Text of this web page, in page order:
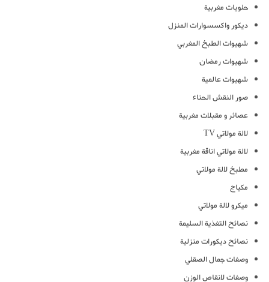
حلويات مغربية
ديكور واكسسوارات المنزل
شهيوات الطبخ المغربي
شهيوات رمضان
شهيوات عالمية
صور النقش الحناء
عصائر و مقبلات مغربية
لالة مولاتي TV
لالة مولاتي اناقة مغربية
مطبخ لالة مولاتي
مكياج
ميكرو لالة مولاتي
نصائح التغذية السليمة
نصائح ديكورات منزلية
وصفات جمال الصقلي
وصفات لانقاص الوزن